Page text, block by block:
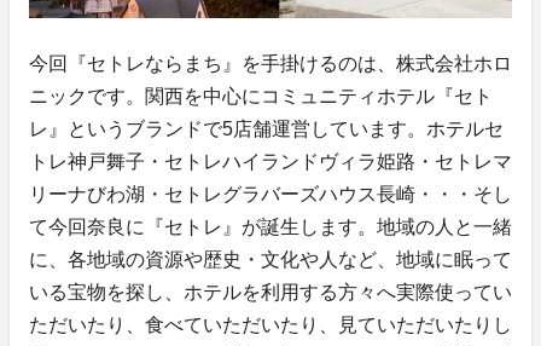
今回『セトレならまち』を手掛けるのは、株式会社ホロ
ニックです。関西を中心にコミュニティホテル『セト
レ』というブランドで5店舗運営しています。ホテルセ
トレ神戸舞子・セトレハイランドヴィラ姫路・セトレマ
リーナびわ湖・セトレグラバーズハウス長崎・・・そし
て今回奈良に『セトレ』が誕生します。地域の人と一緒
に、各地域の資源や歴史・文化や人など、地域に眠って
いる宝物を探し、ホテルを利用する方々へ実際使ってい
ただいたり、食べていただいたり、見ていただいたりし